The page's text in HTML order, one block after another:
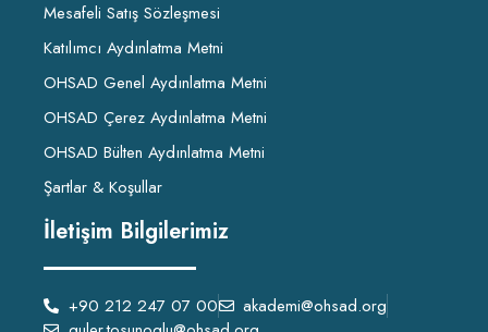
Mesafeli Satış Sözleşmesi
Katılımcı Aydınlatma Metni
OHSAD Genel Aydınlatma Metni
OHSAD Çerez Aydınlatma Metni
OHSAD Bülten Aydınlatma Metni
Şartlar & Koşullar
İletişim Bilgilerimiz
+90 212 247 07 00
akademi@ohsad.org